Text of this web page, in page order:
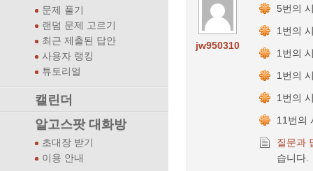
문제 풀기
랜덤 문제 고르기
최근 제출된 답안
사용자 랭킹
튜토리얼
캘린더
알고스팟 대화방
초대장 받기
이용 안내
jw950310
5번의
1번의
1번의
1번의
1번의
11번의
질문과
습니다.